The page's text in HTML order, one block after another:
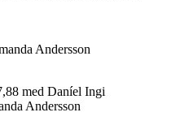
Andersson
med Daníel Ingi
Andersson